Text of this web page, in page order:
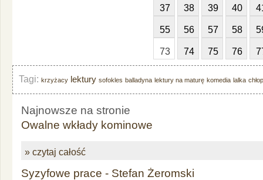
37 38 39 40
55 56 57 58
73 74 75 76
Tagi: krzyżacy lektury sofokles balladyna lektury na maturę komedia lalka
Najnowsze na stronie
Owalne wkłady kominowe
» czytaj całość
Syzyfowe prace - Stefan Żeromski